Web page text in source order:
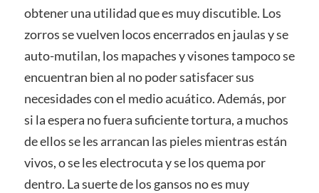
obtener una utilidad que es muy discutible. Los
zorros se vuelven locos encerrados en jaulas y se
auto-mutilan, los mapaches y visones tampoco se
encuentran bien al no poder satisfacer sus
necesidades con el medio acuático. Además, por
si la espera no fuera suficiente tortura, a muchos
de ellos se les arrancan las pieles mientras están
vivos, o se les electrocuta y se los quema por
dentro. La suerte de los gansos no es muy